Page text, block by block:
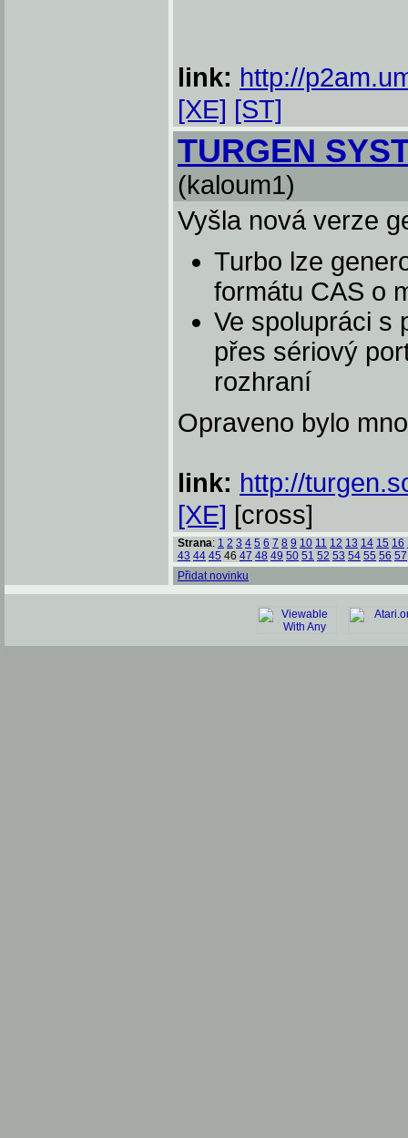
link: http://
[XE] [ST]
TURGEN
(kaloum1)
Vyšla nová verze
Turbo lze
formátu CAS o
Ve spolupráci s
přes sériový
rozhraní
Opraveno bylo
link: http://
[XE] [cross]
Strana: 1 2 3 4 5 6 7 8 9 10 11 12 13 14 15 16
43 44 45 46 47 48 49 50 51 52 53 54 55 56 57
Přidat novinku